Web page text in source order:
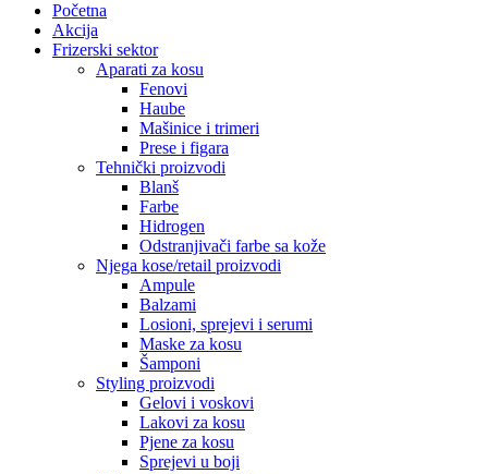
Početna
Akcija
Frizerski sektor
Aparati za kosu
Fenovi
Haube
Mašinice i trimeri
Prese i figara
Tehnički proizvodi
Blanš
Farbe
Hidrogen
Odstranjivači farbe sa kože
Njega kose/retail proizvodi
Ampule
Balzami
Losioni, sprejevi i serumi
Maske za kosu
Šamponi
Styling proizvodi
Gelovi i voskovi
Lakovi za kosu
Pjene za kosu
Sprejevi u boji